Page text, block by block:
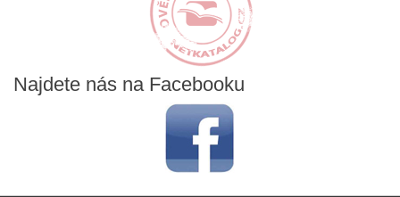
Najdete nás na Facebooku